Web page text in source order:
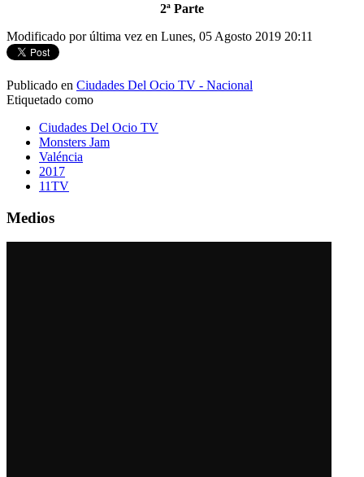
2ª Parte
Modificado por última vez en Lunes, 05 Agosto 2019 20:11
Publicado en Ciudades Del Ocio TV - Nacional
Etiquetado como
Ciudades Del Ocio TV
Monsters Jam
Valéncia
2017
11TV
Medios